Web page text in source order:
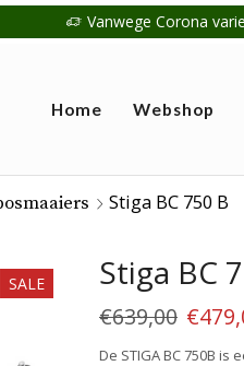
Vanwege Corona
Home Webshop
Stiga BC 750 B
SALE Stiga BC
€639,00 €
De STIGA BC 750B